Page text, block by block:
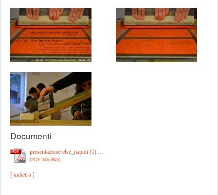
Documenti
presentazione else_napoli (1) …
(PDF 385,9Kb)
[ indietro ]